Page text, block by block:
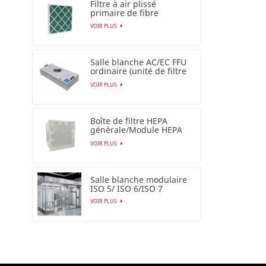
Filtre à air plissé
primaire de fibre
synthétique pour
industriel
VOIR PLUS
Salle blanche AC/EC FFU
ordinaire (unité de filtre
de ventilateur)
VOIR PLUS
Boîte de filtre HEPA
générale/Module HEPA
terminal
VOIR PLUS
Salle blanche modulaire
ISO 5/ ISO 6/ISO 7
VOIR PLUS